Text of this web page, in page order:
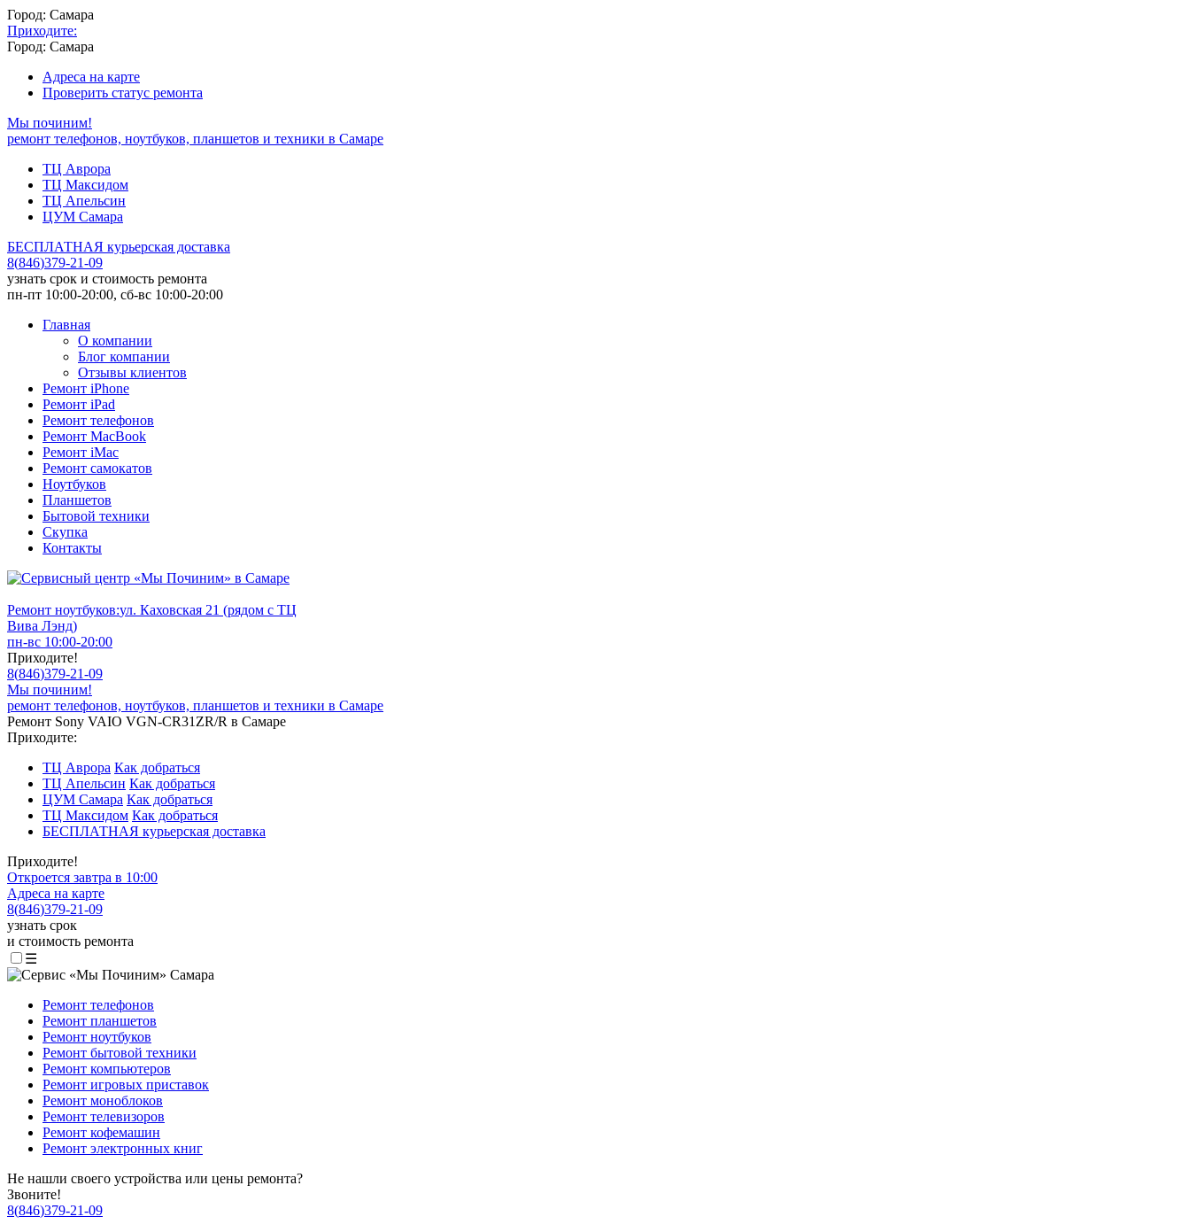
Город: Самара
Приходите:
Город: Самара
Адреса на карте
Проверить статус ремонта
Мы починим!
ремонт телефонов, ноутбуков, планшетов и техники в Самаре
ТЦ Аврора
ТЦ Максидом
ТЦ Апельсин
ЦУМ Самара
БЕСПЛАТНАЯ курьерская доставка
8(846)379-21-09
узнать срок и стоимость ремонта
пн-пт 10:00-20:00, сб-вс 10:00-20:00
Главная
О компании
Блог компании
Отзывы клиентов
Ремонт iPhone
Ремонт iPad
Ремонт телефонов
Ремонт MacBook
Ремонт iMac
Ремонт самокатов
Ноутбуков
Планшетов
Бытовой техники
Скупка
Контакты
Ремонт ноутбуков:ул. Каховская 21 (рядом с ТЦ
Вива Лэнд)
пн-вс 10:00-20:00
Приходите!
8(846)379-21-09
Мы починим!
ремонт телефонов, ноутбуков, планшетов и техники в Самаре
Ремонт Sony VAIO VGN-CR31ZR/R в Самаре
Приходите:
ТЦ Аврора Как добраться
ТЦ Апельсин Как добраться
ЦУМ Самара Как добраться
ТЦ Максидом Как добраться
БЕСПЛАТНАЯ курьерская доставка
Приходите!
Откроется завтра в 10:00
Адреса на карте
8(846)379-21-09
узнать срок
и стоимость ремонта
☰
Ремонт телефонов
Ремонт планшетов
Ремонт ноутбуков
Ремонт бытовой техники
Ремонт компьютеров
Ремонт игровых приставок
Ремонт моноблоков
Ремонт телевизоров
Ремонт кофемашин
Ремонт электронных книг
Не нашли своего устройства или цены ремонта?
Звоните!
8(846)379-21-09